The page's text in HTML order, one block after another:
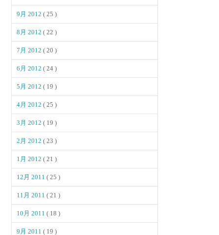
9月 2012( 25 )
8月 2012( 22 )
7月 2012( 20 )
6月 2012( 24 )
5月 2012( 19 )
4月 2012( 25 )
3月 2012( 19 )
2月 2012( 23 )
1月 2012( 21 )
12月 2011( 25 )
11月 2011( 21 )
10月 2011( 18 )
9月 2011( 19 )